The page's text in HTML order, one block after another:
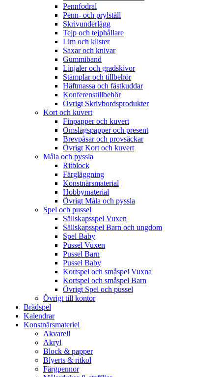
Pennfodral
Penn- och prylställ
Skrivunderlägg
Tejp och tejphållare
Lim och klister
Saxar och knivar
Gummiband
Linjaler och gradskivor
Stämplar och tillbehör
Häftmassa och fästkuddar
Konferenstillbehör
Övrigt Skrivbordsprodukter
Kort och kuvert
Finpapper och kuvert
Omslagspapper och present
Brevpåsar och provsäckar
Övrigt Kort och kuvert
Måla och pyssla
Ritblock
Färgläggning
Konstnärsmaterial
Hobbymaterial
Övrigt Måla och pyssla
Spel och pussel
Sällskapsspel Vuxen
Sällskapsspel Barn och ungdom
Spel Baby
Pussel Vuxen
Pussel Barn
Pussel Baby
Kortspel och småspel Vuxna
Kortspel och småspel Barn
Övrigt Spel och pussel
Övrigt till kontor
Brädspel
Kalendrar
Konstnärsmateriel
Akvarell
Akryl
Block & papper
Blyerts & ritkol
Färgpennor